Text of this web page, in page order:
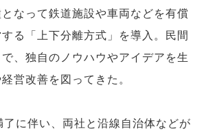
なって鉄道施設や車両などを有償
る「上下分離方式」を導入。民間
、独自のノウハウやアイデアを生
営改善を図ってきた。
に伴い、両社と沿線自治体などが